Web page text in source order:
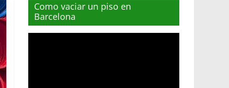
Como vaciar un piso en
Barcelona